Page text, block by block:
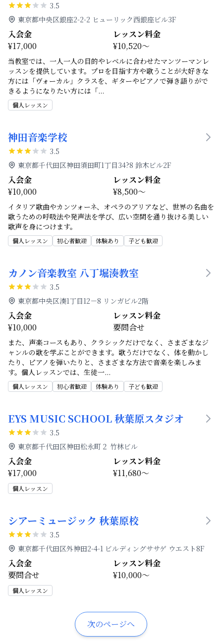
3.5
東京都中央区銀座2-2-2 ヒューリック西銀座ビル3F
入会金
¥17,000
レッスン料金
¥10,520～
当教室では、一人一人の目的やレベルに合わせたマンツーマンレ
ッスンを提供しています。プロを目指す方や歌うことが大好きな
方には「ヴォーカル」クラスを、ギターやピアノで弾き語りがで
きるようになりたい方には「...
個人レッスン
神田音楽学校
3.5
東京都千代田区神田須田町1丁目34?8 鈴木ビル2F
入会金
¥10,000
レッスン料金
¥8,500～
イタリア歌曲やカンツォーネ、オペラのアリアなど、世界の名曲を
歌うための呼吸法や発声法を学び、広い空間を通り抜ける美しい
歌声を身につけます。
個人レッスン 初心者歓迎 体験あり 子ども歓迎
カノン音楽教室 八丁堀湊教室
3.5
東京都中央区湊1丁目12－8 リンガビル2階
入会金
¥10,000
レッスン料金
要問合せ
また、声楽コースもあり、クラシックだけでなく、さまざまなジ
ャンルの歌を学ぶことができます。歌うだけでなく、体を動かし
たり、ピアノを弾いたりと、さまざまな方法で音楽を楽しみま
す。個人レッスンでは、生徒一...
個人レッスン 初心者歓迎 体験あり 子ども歓迎
EYS MUSIC SCHOOL 秋葉原スタジオ
3.5
東京都千代田区神田松永町２ 竹林ビル
入会金
¥17,000
レッスン料金
¥11,680～
個人レッスン
シアーミュージック 秋葉原校
3.5
東京都千代田区外神田2-4-1 ビルディングササゲ ウエスト8F
入会金
要問合せ
レッスン料金
¥10,000～
個人レッスン
次のページへ